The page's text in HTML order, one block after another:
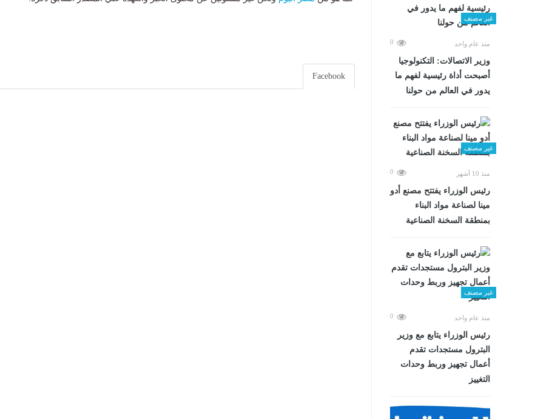
غير مصنف
منذ عام واحد 0
وزير الاتصالات: التكنولوجيا
أصبحت أداة رئيسية لفهم ما
يدور في العالم من حولنا
غير مصنف
منذ 10 أشهر 0
رئيس الوزراء يفتتح مصنع أدو
مينا لصناعة مواد البناء
بمنطقة السخنة الصناعية
غير مصنف
منذ عام واحد 0
رئيس الوزراء يتابع مع وزير
البترول مستجدات تقدم
أعمال تجهيز وربط وحدات
التغييز
Facebook